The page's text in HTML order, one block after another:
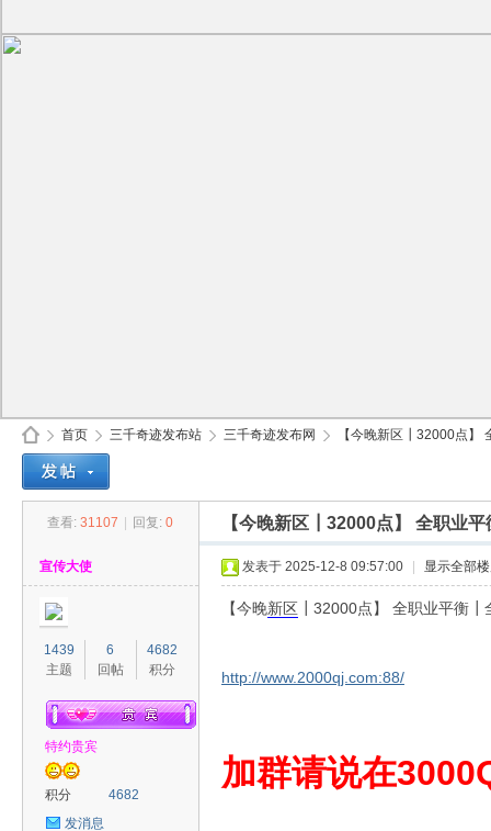
首页
›
三千奇迹发布站 三千奇迹发布网
›
【今晚新区┃32000点】
查看: 31107 回复: 0 【今晚新区┃32000点】 全职
宣传大使
1439
主题
6
回帖
4682
积分
特约贵宾
积分
4682
发消息
发表于 2025-12-8 09:57:00 显示全部
【今晚新区 ┃32000点】 全职业平衡
http://www.2000qj.com:88/
加群请说在